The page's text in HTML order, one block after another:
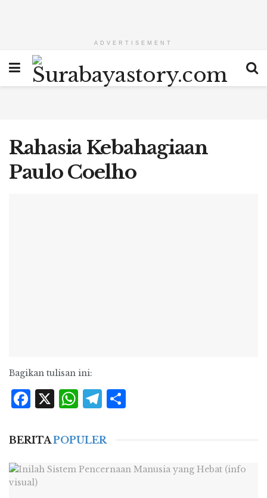
ADVERTISEMENT
Rahasia Kebahagiaan
Paulo Coelho
Bagikan tulisan ini:
Facebook
X WhatsApp
Telegram
BERITAPOPULER